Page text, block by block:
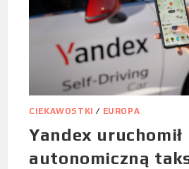
CIEKAWOSTKI / EUROPA
Yandex uruchomił
autonomiczną